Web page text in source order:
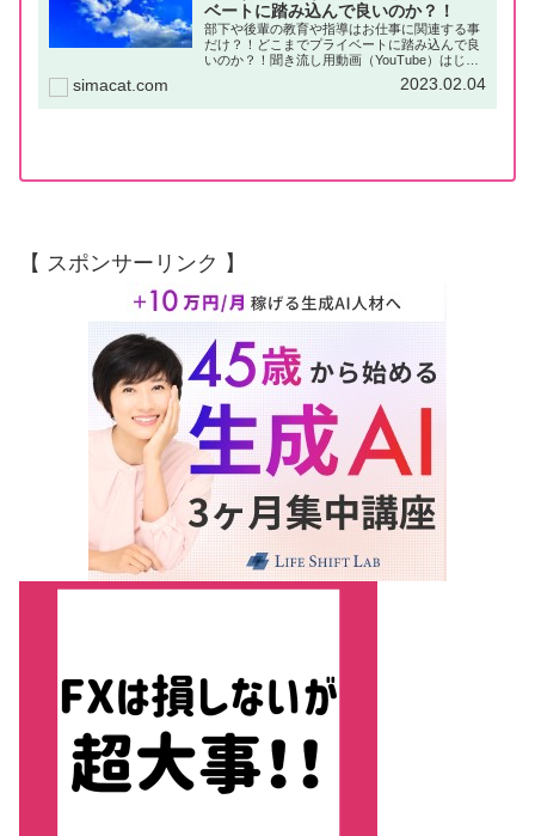
ベートに踏み込んで良いのか？！
部下や後輩の教育や指導はお仕事に関連する事
だけ？！どこまでプライベートに踏み込んで良
いのか？！聞き流し用動画（YouTube）はじめ
に「部下や後輩に対する教育や指導」が、お仕
事では必要な時があります。この時、「どこま
でがお仕事なのか？」と悩...
simacat.com 2023.02.04
【 スポンサーリンク 】